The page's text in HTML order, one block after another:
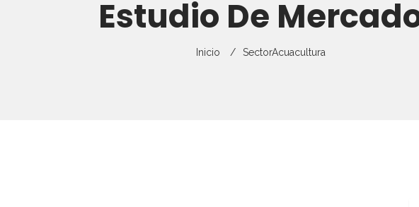
Gestión Del
Estudios De
Capacitaciones
Estudio De
Inicio SectorAcuacultura